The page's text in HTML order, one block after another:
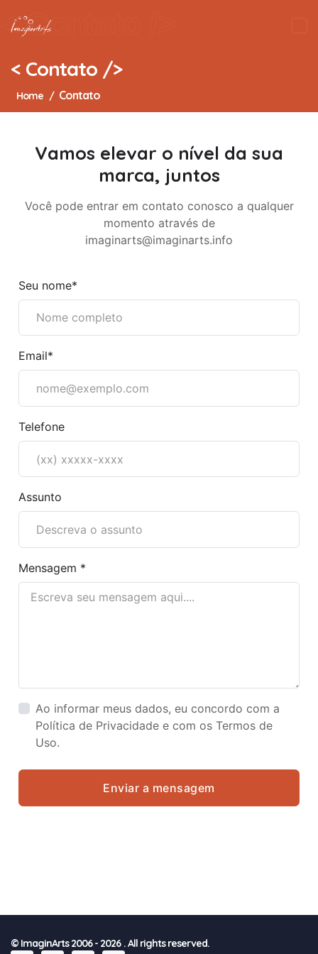
< Contato />
Home / Contato
< Contato />
Vamos elevar o nível da sua
marca, juntos
Você pode entrar em contato conosco a qualquer
momento através de
imaginarts@imaginarts.info
Seu nome*
Email*
Telefone
Assunto
Mensagem *
Ao informar meus dados, eu concordo com a
Política de Privacidade e com os Termos de
Uso.
Enviar a mensagem
© ImaginArts 2006- 2026 . All rights reserved.